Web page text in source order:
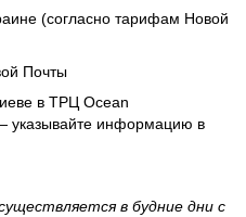
(согласно тарифам Новой
Почты
в ТРЦ Ocean
указывайте информацию в
в будние дни с